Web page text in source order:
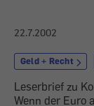
22.7.2002
Geld + Recht
Leserbrief zu
Wenn der Euro